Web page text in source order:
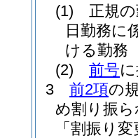
(1)
正規
日勤務に
ける勤務
(2)
前号
3
前2項の
め割り振
「割振り